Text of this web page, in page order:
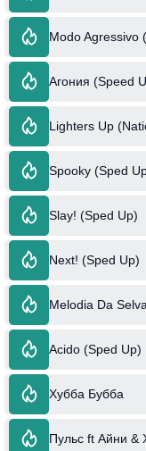
Modo Agressivo
Агония (Speed
Lighters Up
Spooky (Sped
Slay! (Sped Up)
Next! (Sped Up)
Melodia Da
Acido (Sped Up)
Хубба Бубба
Пульс ft Айни &